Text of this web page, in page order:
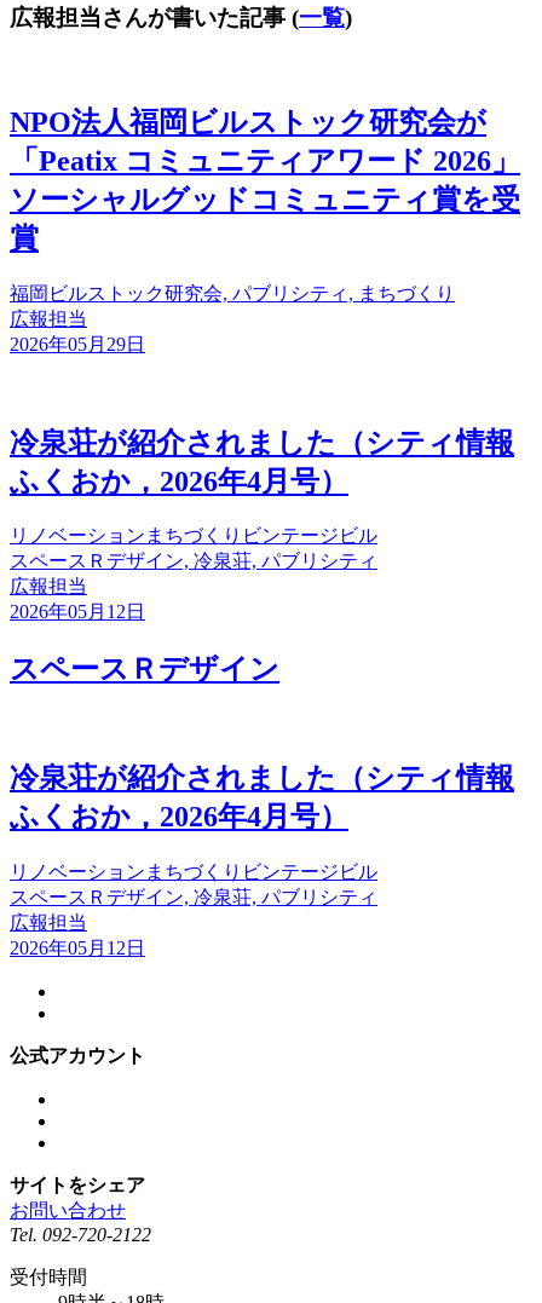
広報担当さんが書いた記事 (一覧)
NPO法人福岡ビルストック研究会が
「Peatix コミュニティアワード 2026」
ソーシャルグッドコミュニティ賞を受
賞
福岡ビルストック研究会, パブリシティ, まちづくり
広報担当
2026年05月29日
冷泉荘が紹介されました（シティ情報
ふくおか，2026年4月号）
リノベーション まちづくり ビンテージビル
スペースＲデザイン, 冷泉荘, パブリシティ
広報担当
2026年05月12日
スペースＲデザイン
冷泉荘が紹介されました（シティ情報
ふくおか，2026年4月号）
リノベーション まちづくり ビンテージビル
スペースＲデザイン, 冷泉荘, パブリシティ
広報担当
2026年05月12日
公式アカウント
サイトをシェア
お問い合わせ
Tel. 092-720-2122
受付時間